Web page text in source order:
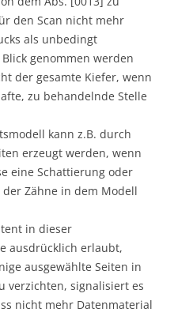
den Scan nicht mehr
als unbedingt
genommen werden
der gesamte Kiefer, wenn
zu behandelnde Stelle
kann z.B. durch
erzeugt werden, wenn
eine Schattierung oder
Zähne in dem Modell
in dieser
ausdrücklich erlaubt,
ausgewählte Seiten in
verzichten, signalisiert es
nicht mehr Datenmaterial